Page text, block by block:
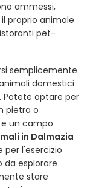
ammessi,
proprio animale
pet-
semplicemente
domestici
. Potete optare per
pietra o
un campo
in Dalmazia
per l'esercizio
da esplorare
stare